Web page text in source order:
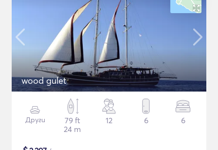
wood gulet
Други
79 ft
24 m
12 6 6